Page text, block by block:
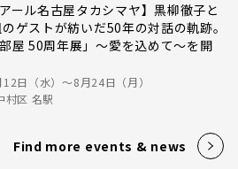
アール名古屋タカシマヤ】黒柳徹子と
ゲストが紡いだ50年の対話の軌跡。
部屋 50周年展」～愛を込めて～を開
日（水）〜8月24日（月）
村区 名駅
Find more events & news